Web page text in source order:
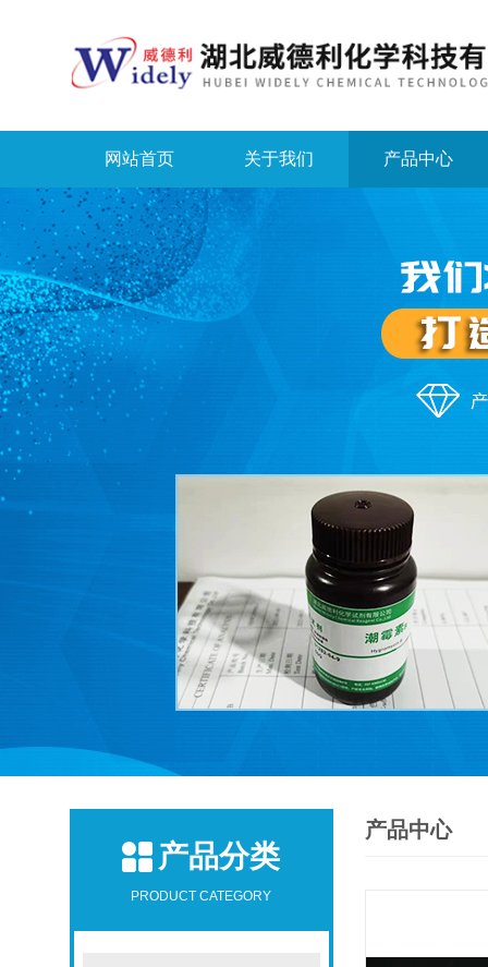
网站首页 关于我们 产品中心
产品分类
PRODUCT CATEGORY
产品中心